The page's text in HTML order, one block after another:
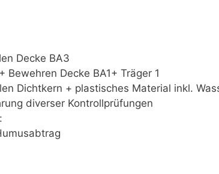
Decke BA3
Bewehren Decke BA1+ Träger 1
Dichtkern + plastisches Material inkl.
diverser Kontrollprüfungen